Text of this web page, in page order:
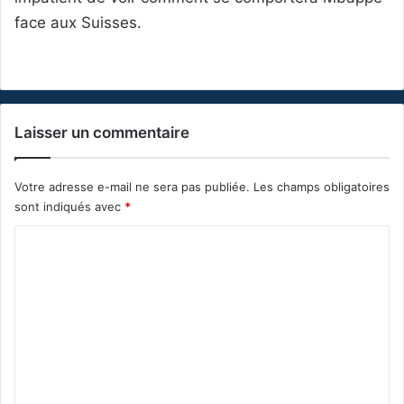
face aux Suisses.
Laisser un commentaire
Votre adresse e-mail ne sera pas publiée. Les champs obligatoires
sont indiqués avec *